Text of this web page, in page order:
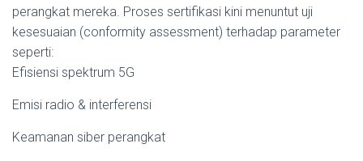
perangkat mereka. Proses sertifikasi kini menuntut uji
kesesuaian (conformity assessment) terhadap parameter
seperti:
Efisiensi spektrum 5G
Emisi radio & interferensi
Keamanan siber perangkat